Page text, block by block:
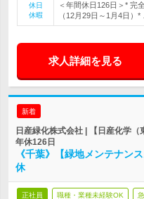
休日
休暇
＜年間休日126日＞* 完
（12月29日～1月4日）*
求人詳細を見る
新着
日産緑化株式会社 | 【日産化学
年休126日
《千葉》【緑地メンテナン
休
正社員 職種・業種未経験OK